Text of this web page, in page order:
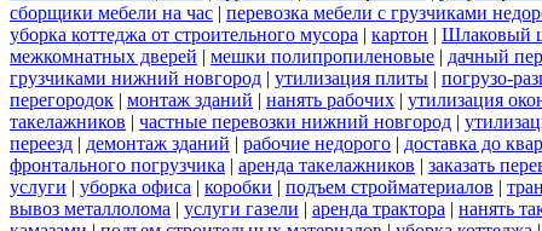
сборщики мебели на час | перевозка мебели с грузчиками
уборка коттеджа от строительного мусора | картон | Шлаковый
межкомнатных дверей | мешки полипропиленовые | дачный
грузчиками нижний новгород | утилизация плиты | погрузо-
перегородок | монтаж зданий | нанять рабочих | утилизация
такелажников | частные перевозки нижний новгород |
переезд | демонтаж зданий | рабочие недорого | доставка до
фронтального погрузчика | аренда такелажников | заказать
услуги | уборка офиса | коробки | подъем стройматериалов |
вывоз металлолома | услуги газели | аренда трактора | нанять